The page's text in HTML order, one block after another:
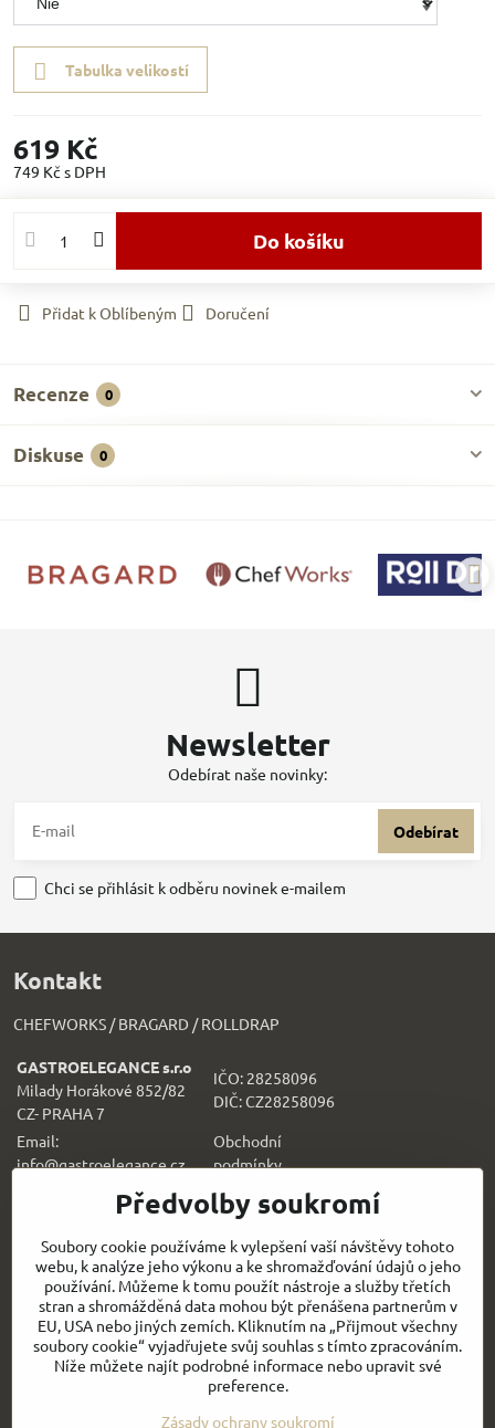
Tabulka velikostí
619 Kč
749 Kč s DPH
Do košíku
Přidat k Oblíbeným Doručení
Recenze 0
Diskuse 0
Newsletter
Odebírat naše novinky:
Odebírat
Chci se přihlásit k odběru novinek e-mailem
Kontakt
CHEFWORKS / BRAGARD / ROLLDRAP
GASTROELEGANCE s.r.o
Milady Horákové 852/82
CZ- PRAHA 7
IČO: 28258096
DIČ: CZ28258096
Email:
info@gastroelegance.cz
Obchodní
podmínky
Všechno k nákupu
Sledujte naše novinky i na sítích:
Facebook Instagram
Rychlý kontakt
Předvolby soukromí
Soubory cookie používáme k vylepšení vaší návštěvy tohoto
webu, k analýze jeho výkonu a ke shromažďování údajů o jeho
používání. Můžeme k tomu použít nástroje a služby třetích
stran a shromážděná data mohou být přenášena partnerům v
EU, USA nebo jiných zemích. Kliknutím na „Přijmout všechny
soubory cookie“ vyjadřujete svůj souhlas s tímto zpracováním.
Níže můžete najít podrobné informace nebo upravit své
preference.
Zásady ochrany soukromí